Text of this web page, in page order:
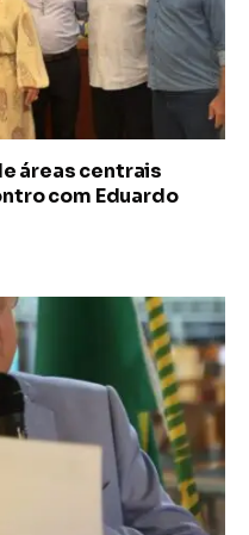
áreas centrais
com Eduardo